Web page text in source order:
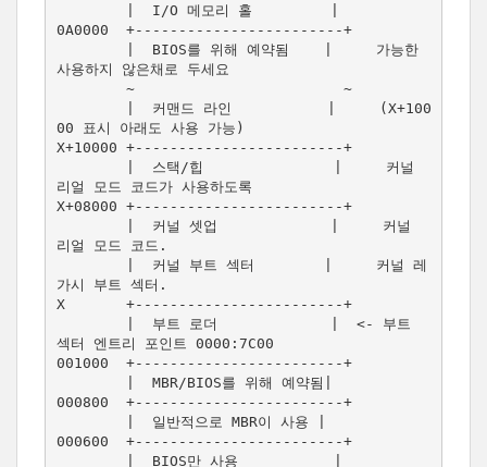
0A0000  +------------------------+
사용하지 않은채로 두세요
00 표시 아래도 사용 가능)
X+10000 +------------------------+
리얼 모드 코드가 사용하도록
X+08000 +------------------------+
리얼 모드 코드.
가시 부트 섹터.
X       +------------------------+
섹터 엔트리 포인트 0000:7C00
001000  +------------------------+
000800  +------------------------+
000600  +------------------------+